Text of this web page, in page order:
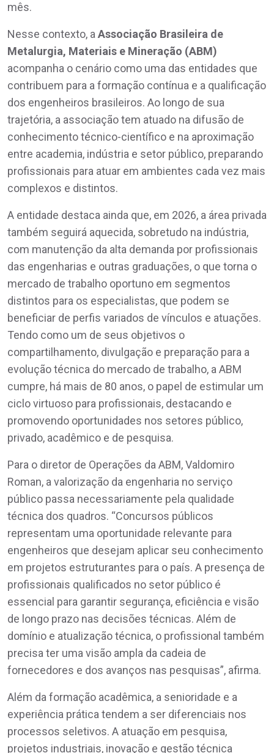
mês.
Nesse contexto, aAssociação Brasileira de
Metalurgia, Materiais e Mineração (ABM)
acompanha o cenário como uma das entidades que
contribuem para a formação contínua e a qualificação
dos engenheiros brasileiros. Ao longo de sua
trajetória, a associação tem atuado na difusão de
conhecimento técnico-científico e na aproximação
entre academia, indústria e setor público, preparando
profissionais para atuar em ambientes cada vez mais
complexos e distintos.
A entidade destaca ainda que, em 2026, a área privada
também seguirá aquecida, sobretudo na indústria,
com manutenção da alta demanda por profissionais
das engenharias e outras graduações, o que torna o
mercado de trabalho oportuno em segmentos
distintos para os especialistas, que podem se
beneficiar de perfis variados de vínculos e atuações.
Tendo como um de seus objetivos o
compartilhamento, divulgação e preparação para a
evolução técnica do mercado de trabalho, a ABM
cumpre, há mais de 80 anos, o papel de estimular um
ciclo virtuoso para profissionais, destacando e
promovendo oportunidades nos setores público,
privado, acadêmico e de pesquisa.
Para o diretor de Operações da ABM, Valdomiro
Roman, a valorização da engenharia no serviço
público passa necessariamente pela qualidade
técnica dos quadros. “Concursos públicos
representam uma oportunidade relevante para
engenheiros que desejam aplicar seu conhecimento
em projetos estruturantes para o país. A presença de
profissionais qualificados no setor público é
essencial para garantir segurança, eficiência e visão
de longo prazo nas decisões técnicas. Além de
domínio e atualização técnica, o profissional também
precisa ter uma visão ampla da cadeia de
fornecedores e dos avanços nas pesquisas”, afirma.
Além da formação acadêmica, a senioridade e a
experiência prática tendem a ser diferenciais nos
processos seletivos. A atuação em pesquisa,
projetos industriais, inovação e gestão técnica